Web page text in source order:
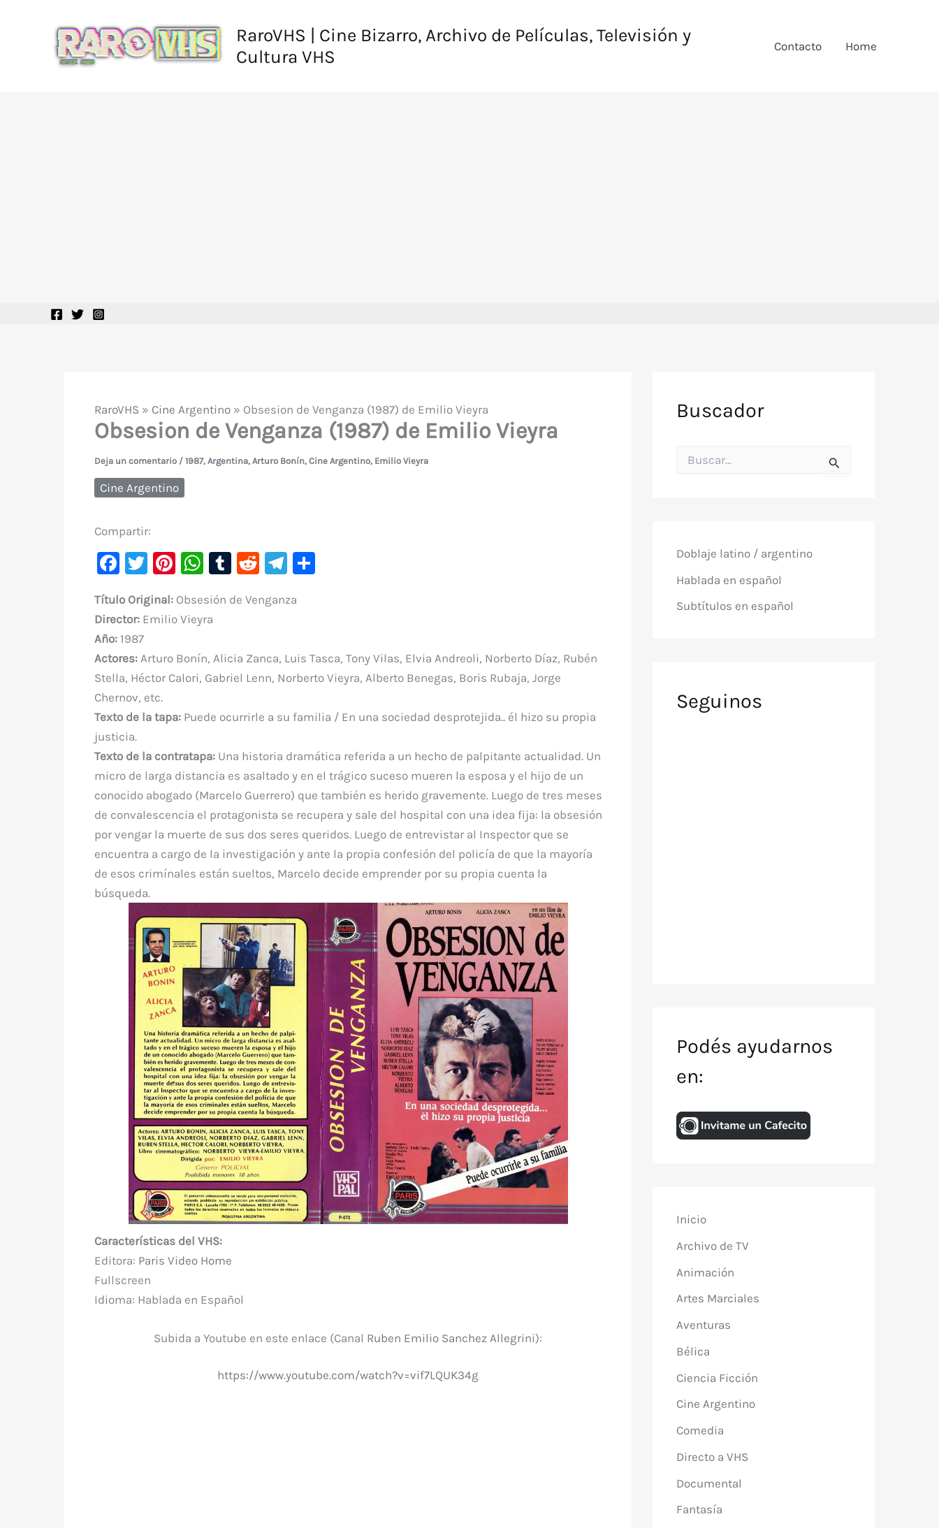
RaroVHS | Cine Bizarro, Archivo de Películas, Televisión y
Cultura VHS
Contacto Home
RaroVHS » Cine Argentino» Obsesion de Venganza (1987) de Emilio Vieyra
Obsesion de Venganza (1987) de Emilio Vieyra
Deja un comentario / 1987, Argentina, Arturo Bonín, Cine Argentino, Emilio Vieyra
Cine Argentino
Compartir:
F
c
e
b
o
o
k
T
it
te
r
Pi
er
e
st
W
at
s
A
p
T
m
r
R
d
t
Te
gr
m
C
ar
ti
Título Original: Obsesión de Venganza
Director: Emilio Vieyra
Año: 1987
Actores: Arturo Bonín, Alicia Zanca, Luis Tasca, Tony Vilas, Elvia Andreoli, Norberto Díaz, Rubén
Stella, Héctor Calori, Gabriel Lenn, Norberto Vieyra, Alberto Benegas, Boris Rubaja, Jorge
Chernov, etc.
Texto de la tapa: Puede ocurrirle a su familia / En una sociedad desprotejida.. él hizo su propia
justicia.
Texto de la contratapa: Una historia dramática referida a un hecho de palpitante actualidad. Un
micro de larga distancia es asaltado y en el trágico suceso mueren la esposa y el hijo de un
conocido abogado (Marcelo Guerrero) que también es herido gravemente. Luego de tres meses
de convalescencia el protagonista se recupera y sale del hospital con una idea fija: la obsesión
por vengar la muerte de sus dos seres queridos. Luego de entrevistar al Inspector que se
encuentra a cargo de la investigación y ante la propia confesión del policía de que la mayoría
de esos crimínales están sueltos, Marcelo decide emprender por su propia cuenta la
búsqueda.
Características del VHS:
Editora: Paris Video Home
Fullscreen
Idioma: Hablada en Español
Subida a Youtube en este enlace (Canal Ruben Emilio Sanchez Allegrini):
https://www.youtube.com/watch?v=vif7LQUK34g
Buscador
o
:
Doblaje latino / argentino
Hablada en español
Subtítulos en español
Seguinos
Podés ayudarnos
en:
Inicio
Archivo de TV
Animación
Artes Marciales
Aventuras
Bélica
Ciencia Ficción
Cine Argentino
Comedia
Directo a VHS
Documental
Fantasía